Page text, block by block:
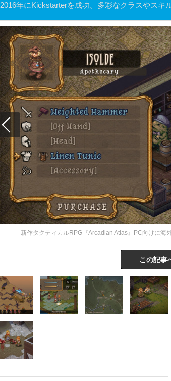
2016年にKickstarterを成功。多彩なクラスやスキ
新作タクティカルRPG『Arcadian Atlas』PC向けに海
この記事